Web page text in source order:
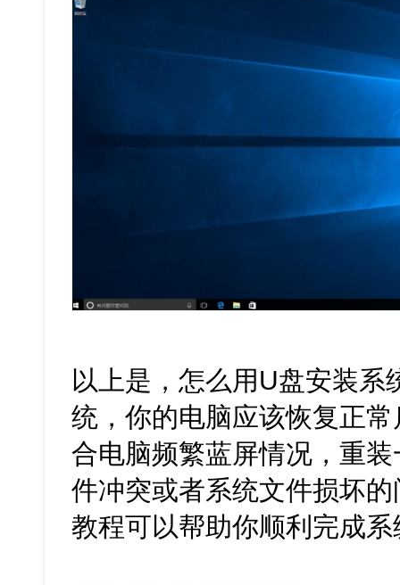
以上是，怎么用U盘安装
统，你的电脑应该恢复正
合电脑频繁蓝屏情况，重
件冲突或者系统文件损坏
教程可以帮助你顺利完成